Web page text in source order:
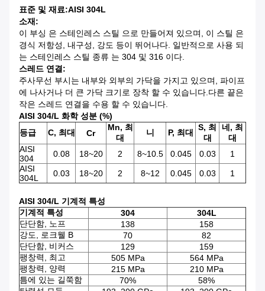
표준 및 재료:AISI 304L
소재:
이 부싱 은 스테인레스 스틸 으로 만들어져 있으며, 이 스틸 은
경식 저항성, 내구성, 강도 등이 뛰어나다. 일반적으로 사용 되
는 스테인레스 스틸 종류 는 304 및 316 이다.
스레드 연결:
주사무선 부시는 내부와 외부의 가닥을 가지고 있으며, 파이프
에 나사거나 더 큰 가닥 크기로 장착 할 수 있습니다.다른 끝은
작은 스레드 연결을 수용 할 수 있습니다.
AISI 304/L 화학 성분 (%)
등급
C, 최대 Cr
Mn, 최
대
니 P, 최대
S, 최
대
네, 최
대
AISI
304
0.08 18~20 2 8~10.5 0.045 0.03
1
AISI
304L
0.03 18~20 2 8~12 0.045 0.03 1
AISI 304/L 기계적 특성
기계적 특성
304
304L
단단함, 노프
138
158
강도, 로크웰 B
70
82
단단함, 비커스
129
159
팽창력, 최고
505 MPa
564 MPa
팽창력, 양력
215 MPa
210 MPa
틈에 있는 길쭉함
70%
58%